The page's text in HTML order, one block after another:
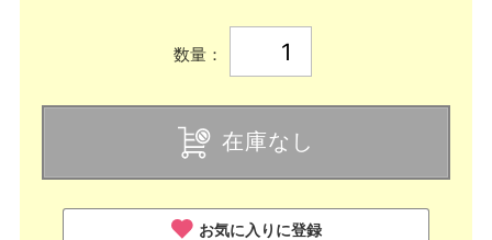
数量：
在庫なし
お気に入りに登録